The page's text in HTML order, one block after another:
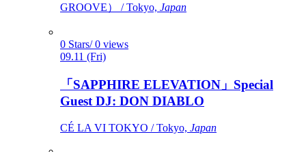
GROOVE） / Tokyo, Japan
0 Stars/ 0 views
09.11 (Fri)
「SAPPHIRE ELEVATION」Special
Guest DJ: DON DIABLO
CÉ LA VI TOKYO / Tokyo, Japan